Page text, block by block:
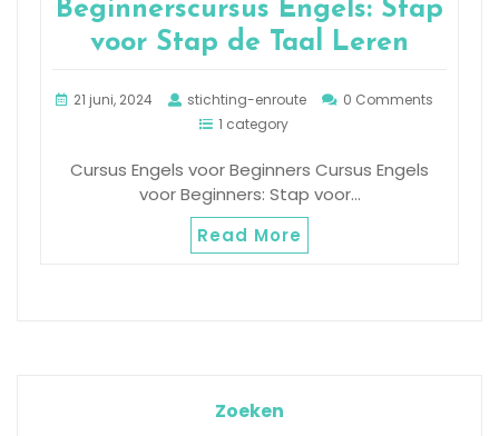
Beginnerscursus Engels: Stap
voor Stap de Taal Leren
21 juni, 2024 stichting-enroute
0 Comments
1 category
Cursus Engels voor Beginners Cursus Engels
voor Beginners: Stap voor…
Read More
Zoeken